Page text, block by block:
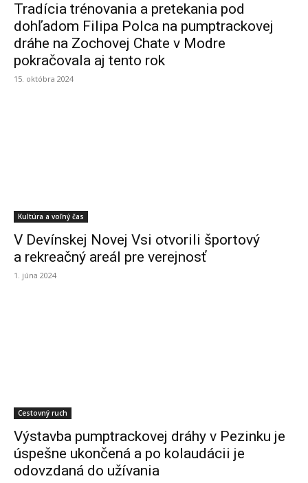
Tradícia trénovania a pretekania pod
dohľadom Filipa Polca na pumptrackovej
dráhe na Zochovej Chate v Modre
pokračovala aj tento rok
15. októbra 2024
Kultúra a voľný čas
V Devínskej Novej Vsi otvorili športový
a rekreačný areál pre verejnosť
1. júna 2024
Cestovný ruch
Výstavba pumptrackovej dráhy v Pezinku je
úspešne ukončená a po kolaudácii je
odovzdaná do užívania